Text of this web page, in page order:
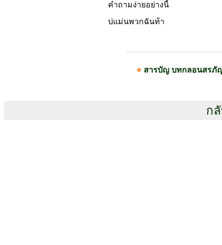
คำถามง่ายอย่างนี้
บ่แม่นพวกฉันท้า
สารบัญ บทกลอนสร
ก